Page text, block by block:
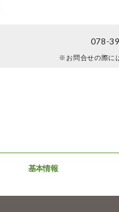
078-
※お問合せの際に
基本情報